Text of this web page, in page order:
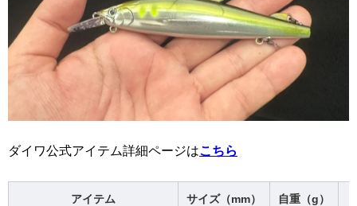
ダイワ公式アイテム詳細ページはこちら
アイテム サイズ（mm） 自重（g）